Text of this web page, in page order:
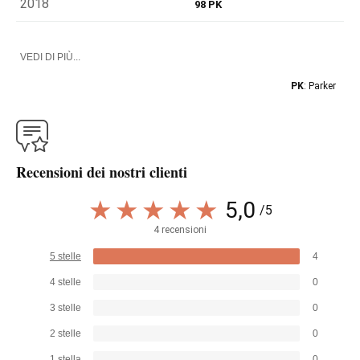
2018 98 PK
VEDI DI PIÙ...
PK: Parker
Recensioni dei nostri clienti
5,0 /5
4 recensioni
5 stelle 4
4 stelle 0
3 stelle 0
2 stelle 0